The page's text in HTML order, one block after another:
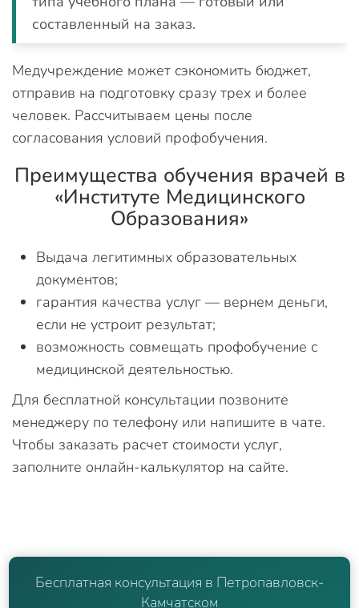
составленный на заказ.
Медучреждение может сэкономить бюджет,
отправив на подготовку сразу трех и более
человек. Рассчитываем цены после
согласования условий профобучения.
Преимущества обучения врачей в
«Институте Медицинского
Образования»
Выдача легитимных образовательных
документов;
гарантия качества услуг — вернем деньги,
если не устроит результат;
возможность совмещать профобучение с
медицинской деятельностью.
Для бесплатной консультации позвоните
менеджеру по телефону или напишите в чате.
Чтобы заказать расчет стоимости услуг,
заполните онлайн-калькулятор на сайте.
Бесплатная консультация в Петропавловск-
Камчатском